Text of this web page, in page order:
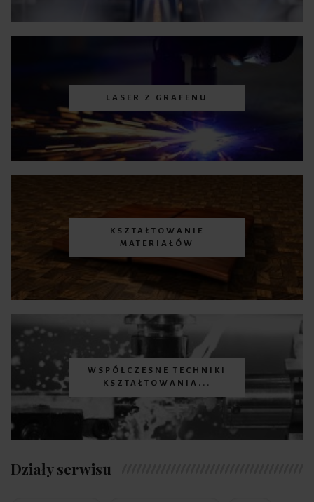
LASER Z GRAFENU
KSZTAŁTOWANIE
MATERIAŁÓW
WSPÓŁCZESNE TECHNIKI
KSZTAŁTOWANIA...
Działy serwisu